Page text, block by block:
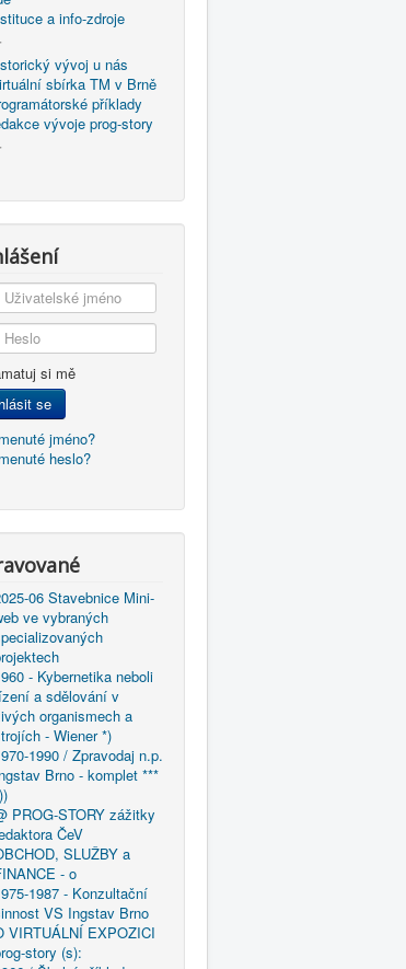
a info-zdroje
vývoj u nás
sbírka TM v Brně
příklady
vývoje prog-story
Uživatelské jméno
Heslo
si mě
se
jméno?
heslo?
06 Stavebnice Mini-
ve vybraných
- Kybernetika neboli
a sdělování v
organismech a
- Wiener *)
1990 / Zpravodaj n.p.
Brno - komplet ***
PROG-STORY zážitky
ČeV
SLUŽBY a
- o
1987 - Konzultační
VS Ingstav Brno
VIRTUÁLNÍ EXPOZICI
story (s):